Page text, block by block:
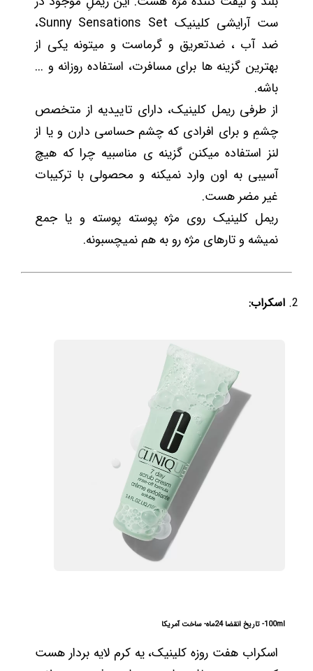
ست آرایشی کلینیک Sunny Sensations Set،
ضد آب ، ضدتعریق و گرماست و میتونه یکی از
بهترین گزینه ها برای مسافرت، استفاده روزانه و ...
باشه.
از طرفی ریمل کلینیک، دارای تاییدیه از متخصص
چشمِ و برای افرادی که چشم حساسی دارن و یا از
لنز استفاده میکنن گزینه ی مناسبیه چرا که هیچ
آسیبی به اون وارد نمیکنه و محصولی با ترکیبات
غیر مضر هست.
ریمل کلینیک روی مژه پوسته پوسته و یا جمع
نمیشه و تارهای مژه رو به هم نمیچسبونه.
اسکراب:
100ml- تاریخ انقضا 24ماه- ساخت آمریکا
اسکراب هفت روزه کلینیک، یه کرم لایه بردار هست